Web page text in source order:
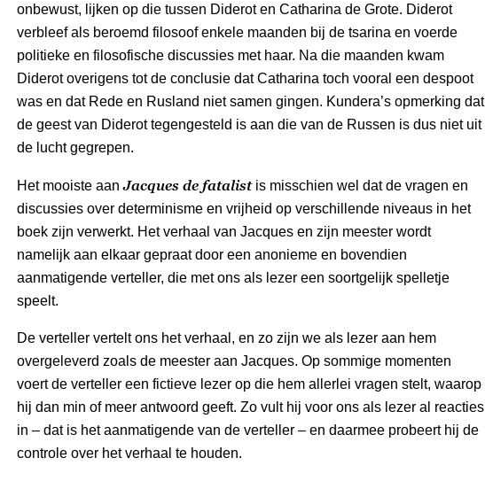
onbewust, lijken op die tussen Diderot en Catharina de Grote. Diderot
verbleef als beroemd filosoof enkele maanden bij de tsarina en voerde
politieke en filosofische discussies met haar. Na die maanden kwam
Diderot overigens tot de conclusie dat Catharina toch vooral een despoot
was en dat Rede en Rusland niet samen gingen. Kundera’s opmerking dat
de geest van Diderot tegengesteld is aan die van de Russen is dus niet uit
de lucht gegrepen.
Het mooiste aanJacques de fatalist is misschien wel dat de vragen en
discussies over determinisme en vrijheid op verschillende niveaus in het
boek zijn verwerkt. Het verhaal van Jacques en zijn meester wordt
namelijk aan elkaar gepraat door een anonieme en bovendien
aanmatigende verteller, die met ons als lezer een soortgelijk spelletje
speelt.
De verteller vertelt ons het verhaal, en zo zijn we als lezer aan hem
overgeleverd zoals de meester aan Jacques. Op sommige momenten
voert de verteller een fictieve lezer op die hem allerlei vragen stelt, waarop
hij dan min of meer antwoord geeft. Zo vult hij voor ons als lezer al reacties
in – dat is het aanmatigende van de verteller – en daarmee probeert hij de
controle over het verhaal te houden.